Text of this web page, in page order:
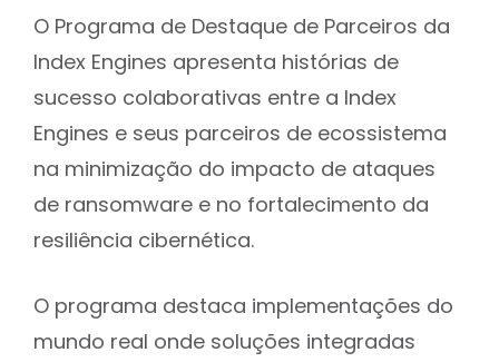
O Programa de Destaque de Parceiros da
Index Engines apresenta histórias de
sucesso colaborativas entre a Index
Engines e seus parceiros de ecossistema
na minimização do impacto de ataques
de ransomware e no fortalecimento da
resiliência cibernética.
O programa destaca implementações do
mundo real onde soluções integradas